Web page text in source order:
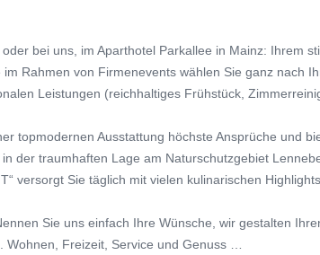
bei uns, im Aparthotel Parkallee in Mainz: Ihrem
Rahmen von Firmenevents wählen Sie ganz nach
Leistungen (reichhaltiges Frühstück,
topmodernen Ausstattung höchste Ansprüche und
der traumhaften Lage am Naturschutzgebiet
versorgt Sie täglich mit vielen kulinarischen
Sie uns einfach Ihre Wünsche, wir gestalten
Wohnen, Freizeit, Service und Genuss …